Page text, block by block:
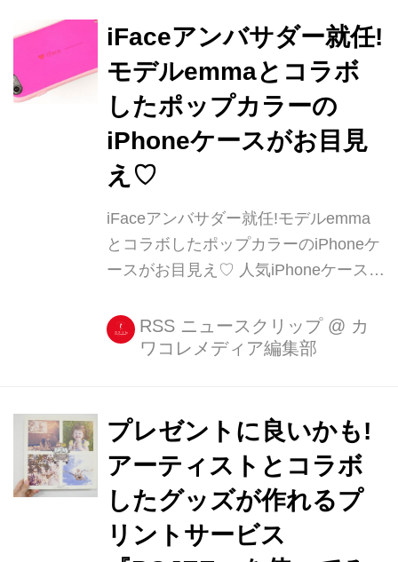
iFaceアンバサダー就任!
モデルemmaとコラボ
したポップカラーの
iPhoneケースがお目見
え♡
iFaceアンバサダー就任!モデルemma
とコラボしたポップカラーのiPhoneケ
ースがお目見え♡ 人気iPhoneケース
モデルのemmaさんとのコラボiFaceケ
ースが、4月20日より予約販売を開始
は、女性 [...]
RSS ニュースクリップ @ カ
ワコレメディア編集部
プレゼントに良いかも!
アーティストとコラボ
したグッズが作れるプ
リントサービス